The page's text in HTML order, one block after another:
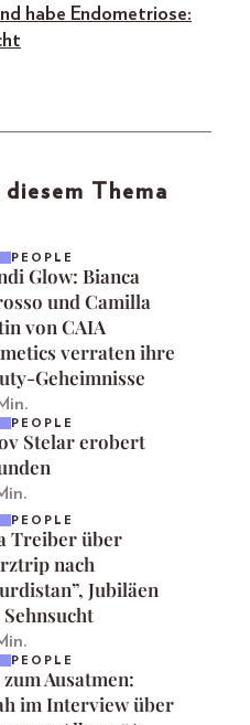
habe Endometriose:
Thema
PEOPLE
Glow: Bianca
und Camilla
von CAIA
verraten ihre
Geheimnisse
PEOPLE
Stelar erobert
PEOPLE
Treiber über
nach
Jubiläen
PEOPLE
Ausatmen:
im Interview über